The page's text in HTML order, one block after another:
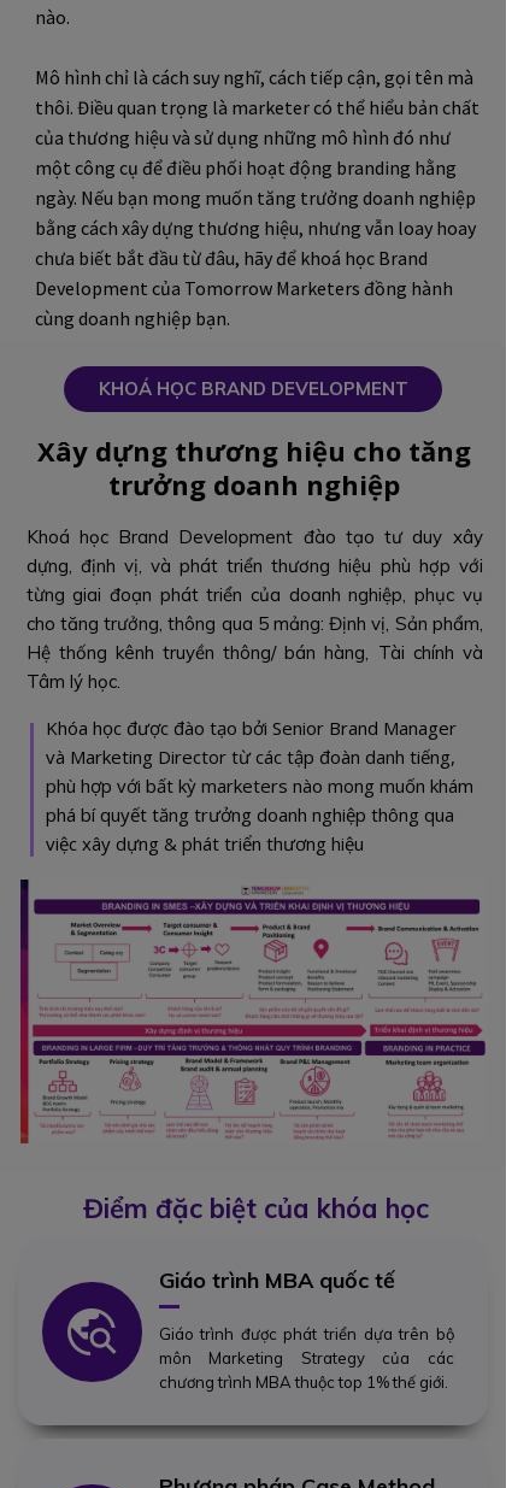
nào.
Mô hình chỉ là cách suy nghĩ, cách tiếp cận, gọi tên mà
thôi. Điều quan trọng là marketer có thể hiểu bản chất
của thương hiệu và sử dụng những mô hình đó như
một công cụ để điều phối hoạt động branding hằng
ngày. Nếu bạn mong muốn tăng trưởng doanh nghiệp
bằng cách xây dựng thương hiệu, nhưng vẫn loay hoay
chưa biết bắt đầu từ đâu, hãy để khoá học Brand
Development của Tomorrow Marketers đồng hành
cùng doanh nghiệp bạn.
Xây dựng thương hiệu cho tăng
trưởng doanh nghiệp
Khoá học Brand Development đào tạo tư duy xây
dựng, định vị, và phát triển thương hiệu phù hợp với
từng giai đoạn phát triển của doanh nghiệp, phục vụ
cho tăng trưởng, thông qua 5 mảng: Định vị, Sản phẩm,
Hệ thống kênh truyền thông/ bán hàng, Tài chính và
Tâm lý học.
Khóa học được đào tạo bởi Senior Brand Manager
và Marketing Director từ các tập đoàn danh tiếng,
phù hợp với bất kỳ marketers nào mong muốn khám
phá bí quyết tăng trưởng doanh nghiệp thông qua
việc xây dựng & phát triển thương hiệu
KHOÁ HỌC BRAND DEVELOPMENT
Điểm đặc biệt của khóa học
Giáo trình MBA quốc tế
Giáo trình được phát triển dựa trên bộ
môn Marketing Strategy của các
chương trình MBA thuộc top 1% thế giới.